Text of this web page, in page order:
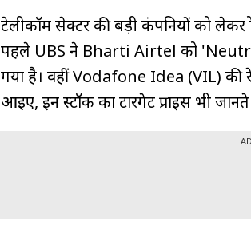
टेलीकॉम सेक्टर की बड़ी कंपनियों को लेकर
पहले UBS ने Bharti Airtel को
गया है। वहीं Vodafone Idea (VIL)
आइए, इन स्टॉक का टारगेट प्राइस भी